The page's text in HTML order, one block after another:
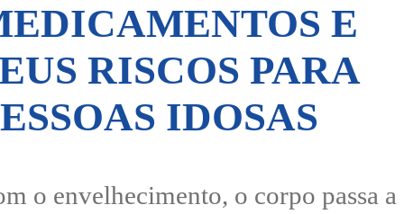
E
RISCOS PARA
IDOSAS
o envelhecimento, o corpo passa a